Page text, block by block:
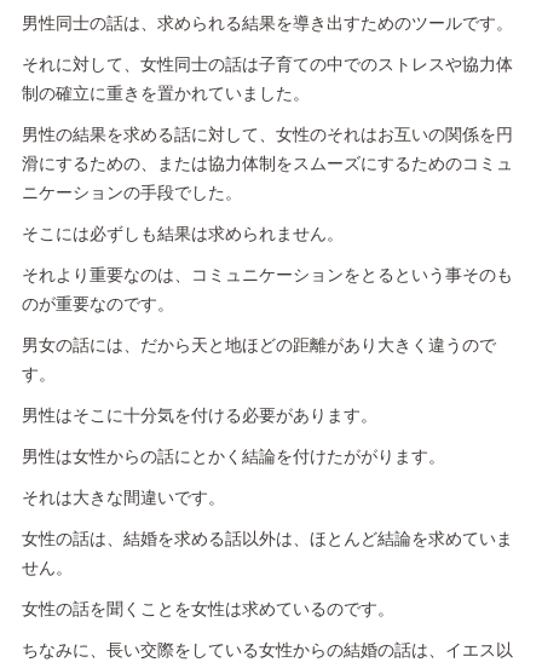
男性同士の話は、求められる結果を導き出すためのツールです。
それに対して、女性同士の話は子育ての中でのストレスや協力体
制の確立に重きを置かれていました。
男性の結果を求める話に対して、女性のそれはお互いの関係を円
滑にするための、または協力体制をスムーズにするためのコミュ
ニケーションの手段でした。
そこには必ずしも結果は求められません。
それより重要なのは、コミュニケーションをとるという事そのも
のが重要なのです。
男女の話には、だから天と地ほどの距離があり大きく違うので
す。
男性はそこに十分気を付ける必要があります。
男性は女性からの話にとかく結論を付けたががります。
それは大きな間違いです。
女性の話は、結婚を求める話以外は、ほとんど結論を求めていま
せん。
女性の話を聞くことを女性は求めているのです。
ちなみに、長い交際をしている女性からの結婚の話は、イエス以